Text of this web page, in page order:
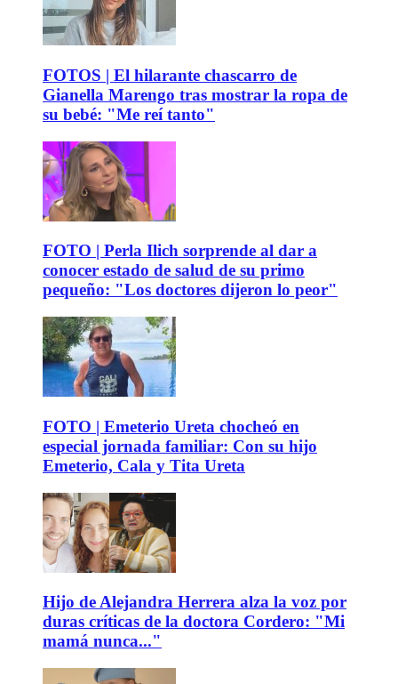
FOTOS | El hilarante chascarro de
Gianella Marengo tras mostrar la ropa de
su bebé: "Me reí tanto"
FOTO | Perla Ilich sorprende al dar a
conocer estado de salud de su primo
pequeño: "Los doctores dijeron lo peor"
FOTO | Emeterio Ureta chocheó en
especial jornada familiar: Con su hijo
Emeterio, Cala y Tita Ureta
Hijo de Alejandra Herrera alza la voz por
duras críticas de la doctora Cordero: "Mi
mamá nunca..."